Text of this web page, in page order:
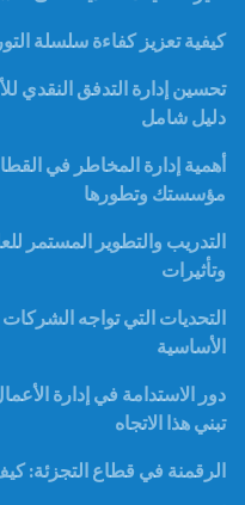
كيفية تعزيز كفاءة سلسلة
تحسين إدارة التدفق النقدي
دليل شامل
أهمية إدارة المخاطر في
مؤسستك وتطورها
التدريب والتطوير المستمر
وتأثيرات
التحديات التي تواجه الشركات
الأساسية
دور الاستدامة في إدارة
تبني هذا الاتجاه
الرقمنة في قطاع التجزئة: